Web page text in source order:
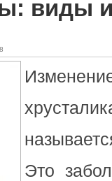
виды
Это